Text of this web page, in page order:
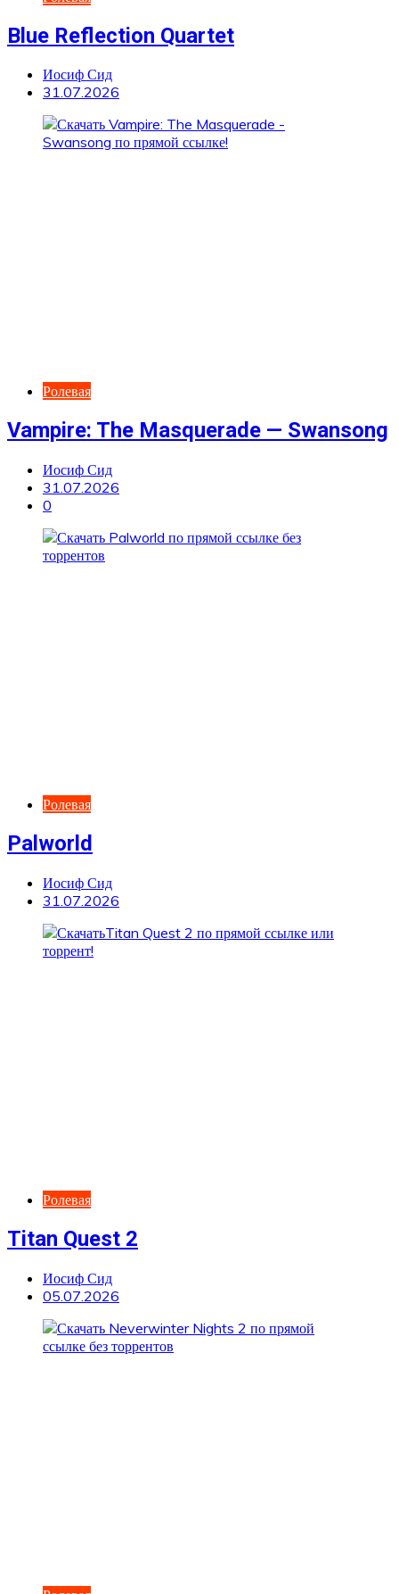
Blue Reflection Quartet
Иосиф Сид
31.07.2026
Ролевая
Vampire: The Masquerade — Swansong
Иосиф Сид
31.07.2026
0
Ролевая
Palworld
Иосиф Сид
31.07.2026
Ролевая
Titan Quest 2
Иосиф Сид
05.07.2026